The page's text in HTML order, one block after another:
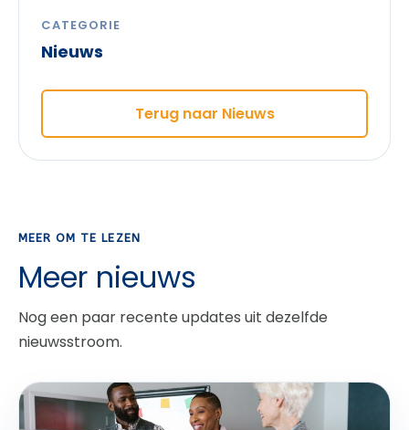
CATEGORIE
Nieuws
Terug naar Nieuws
MEER OM TE LEZEN
Meer nieuws
Nog een paar recente updates uit dezelfde
nieuwsstroom.